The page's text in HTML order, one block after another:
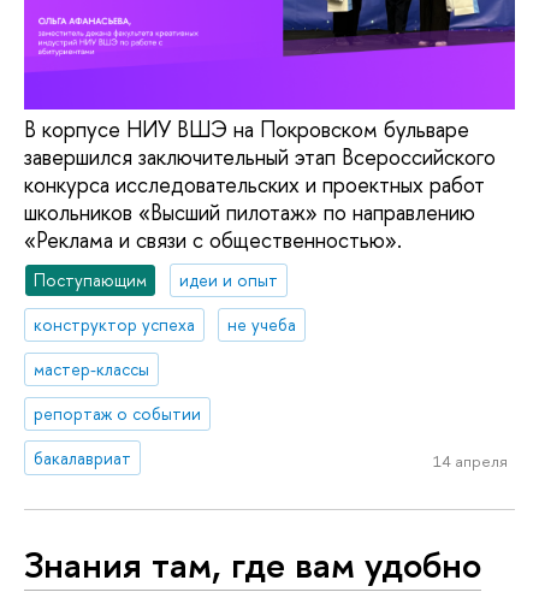
В корпусе НИУ ВШЭ на Покровском бульваре
завершился заключительный этап Всероссийского
конкурса исследовательских и проектных работ
школьников «Высший пилотаж» по направлению
«Реклама и связи с общественностью».
Поступающим
идеи и опыт
конструктор успеха
не учеба
мастер-классы
репортаж о событии
бакалавриат
14 апреля
Знания там, где вам удобно